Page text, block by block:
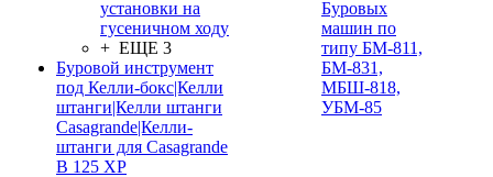
установки на
гусеничном ходу
+ ЕЩЕ 3
Буровой инструмент
под Келли-бокс|Келли
штанги|Келли штанги
Casagrande|Келли-
штанги для Casagrande
B 125 XP
Буровых
машин по
типу БМ-811,
БМ-831,
МБШ-818,
УБМ-85